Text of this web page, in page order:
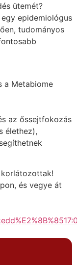
ütemét?
epidemiológus
tudományos
a Metabiome
az őssejtfokozás
élethez),
és vegye át